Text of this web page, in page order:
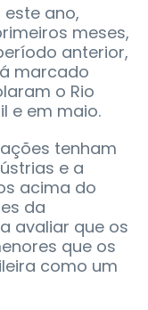
este ano,
meses,
anterior,
marcado
o Rio
e em maio.
tenham
e a
acima do
da
avaliar que os
que os
como um